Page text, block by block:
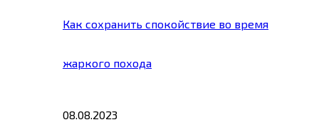
Как сохранить спокойствие во время
жаркого похода
08.08.2023